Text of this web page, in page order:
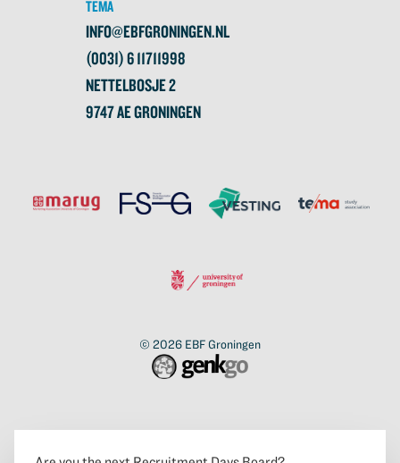
TEMA
INFO@EBFGRONINGEN.NL
(0031) 6 11711998
NETTELBOSJE 2
9747 AE GRONINGEN
© 2026 EBF Groningen